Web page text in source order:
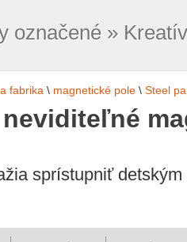
označené »
fabrika \ magnetické pole \ Steel
sprístupniť